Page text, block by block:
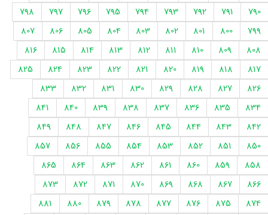
790
791
792
793
794
795
796
797
798
799
800
801
802
803
804
805
806
807
808
809
810
811
812
813
814
815
816
817
818
819
820
821
822
823
824
825
826
827
828
829
830
831
832
833
834
835
836
837
838
839
840
841
842
843
844
845
846
847
848
849
850
851
852
853
854
855
856
857
858
859
860
861
862
863
864
865
866
867
868
869
870
871
872
873
874
875
876
877
878
879
880
881